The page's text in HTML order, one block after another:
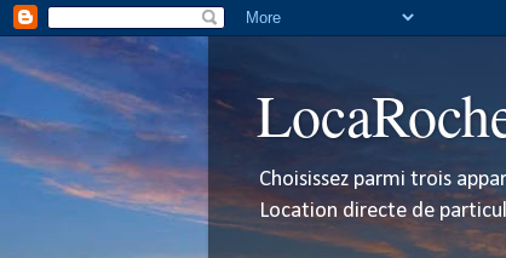
Choisissez parmi trois
Location directe de